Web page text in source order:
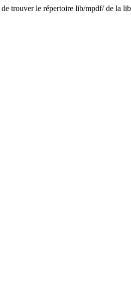
trouver le répertoire lib/mpdf/ de la